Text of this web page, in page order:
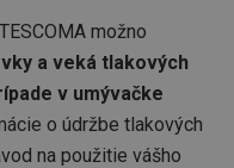
možno
a veká tlakových
v umývačke
o údržbe tlakových
na použitie vášho